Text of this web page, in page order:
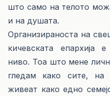
што само на телото
и на душата.
Организираноста на
кичевската епархија
ниво. Тоа што мене
гледам како сите,
живеат како едно